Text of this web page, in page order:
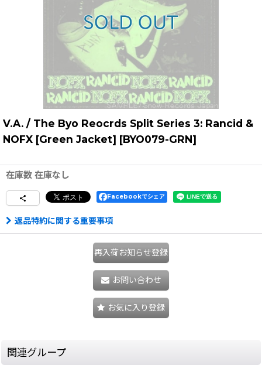
V.A. / The Byo Reocrds Split Series 3: Rancid &
NOFX [Green Jacket] [BYO079-GRN]
在庫数 在庫なし
Facebookでシェア
返品特約に関する重要事項
再入荷お知らせ登録
お問い合わせ
お気に入り登録
関連グループ